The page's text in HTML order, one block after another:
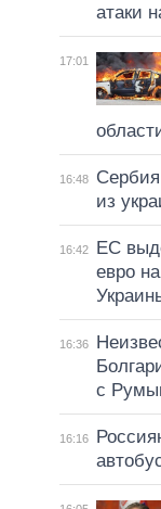
атаки
17:01
16:48
из
16:42
ЕС
евро
16:36
с
16:16